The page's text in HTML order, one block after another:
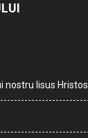
nostru Iisus Hristos